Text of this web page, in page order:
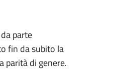
parte
fin da subito la
parità di genere.